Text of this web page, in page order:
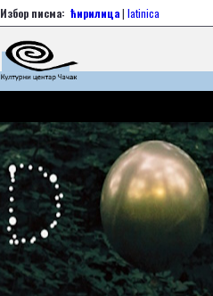
Избор писма: ћирилица| latinica